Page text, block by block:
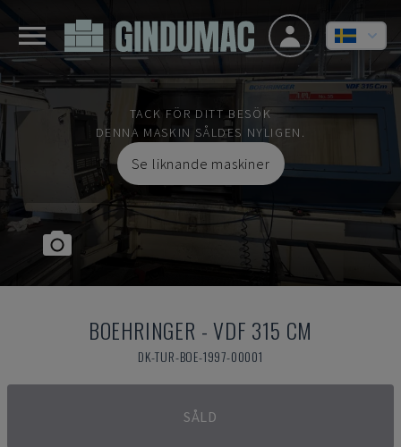
TACK FÖR DITT BESÖK
DENNA MASKIN SÅLDES NYLIGEN.
Se liknande maskiner
BOEHRINGER -VDF 315 CM
DK-TUR-BOE-1997-00001
SÅLD